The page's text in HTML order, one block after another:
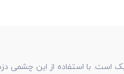
است. با استفاده از این چشمی